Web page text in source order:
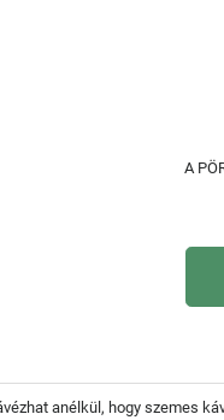
A
anélkül, hogy szemes